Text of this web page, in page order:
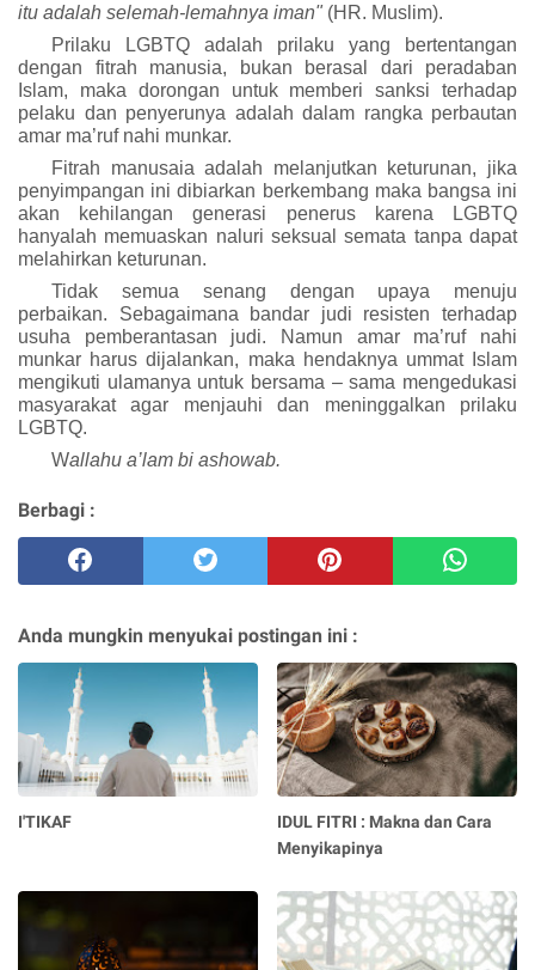
itu adalah selemah-lemahnya iman"(HR. Muslim).
Prilaku LGBTQ adalah prilaku yang bertentangan
dengan fitrah manusia, bukan berasal dari peradaban
slam, maka dorongan untuk memberi sanksi terhadap
pelaku dan penyerunya adalah dalam rangka perbautan
amar ma’ruf nahi munkar.
Fitrah manusaia adalah melanjutkan keturunan, jika
penyimpangan ini dibiarkan berkembang maka bangsa ini
akan kehilangan generasi penerus karena LGBTQ
hanyalah memuaskan naluri seksual semata tanpa dapat
melahirkan keturunan.
Tidak semua senang dengan upaya menuju
perbaikan. Sebagaimana bandar judi resisten terhadap
usuha pemberantasan judi. Namun amar ma’ruf nahi
munkar harus dijalankan, maka hendaknya ummat Islam
mengikuti ulamanya untuk bersama – sama mengedukasi
masyarakat agar menjauhi dan meninggalkan prilaku
LGBTQ.
Wallahu a’lam bi ashowab.
Berbagi :
Anda mungkin menyukai postingan ini :
I'TIKAF
IDUL FITRI : Makna dan Cara
Menyikapinya